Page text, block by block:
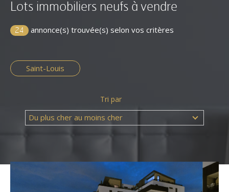
Lots immobiliers neufs à vendre
24 annonce(s) trouvée(s) selon vos critères
Saint-Louis
Tri par
Du plus cher au moins cher
d'offre
Offres programmes neufs
de
bien
Type de bien